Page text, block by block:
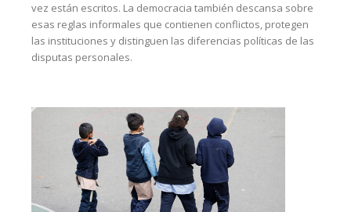
vez están escritos. La democracia también descansa sobre
esas reglas informales que contienen conflictos, protegen
las instituciones y distinguen las diferencias políticas de las
disputas personales.